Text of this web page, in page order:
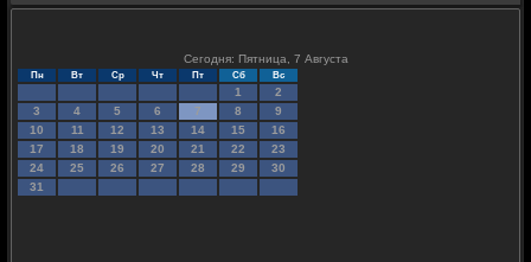
Сегодня: Пятница, 7 Августа
Пн Вт Ср Чт Пт Сб Вс
1
2
3
4 5 6 7 8
9
10
11 12 13 14 15
16
17
18 19 20 21 22
23
24
25 26 27 28 29
30
31